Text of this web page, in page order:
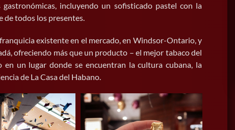
incluyendo un sofisticado pastel con la
de todos los presentes.
existente en el mercado, en Windsor-Ontario, y
ofreciendo más que un producto – el mejor tabaco del
en un lugar donde se encuentran la cultura cubana, la
de La Casa del Habano.
Nueva franquicia La Casa del
Habano en Suiza